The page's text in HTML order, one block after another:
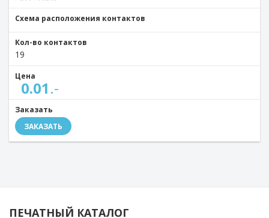
Схема расположения контактов
Кол-во контактов
19
Цена
0.01.-
Заказать
ЗАКАЗАТЬ
ПЕЧАТНЫЙ КАТАЛОГ